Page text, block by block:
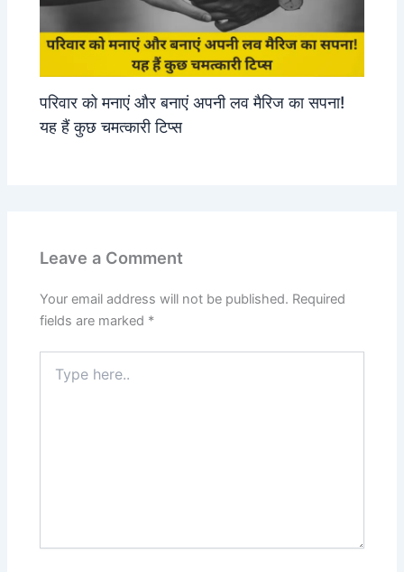
परिवार को मनाएं और बनाएं अपनी लव मैरिज का सपना!
यह हैं कुछ चमत्कारी टिप्स
Leave a Comment
Your email address will not be published. Required
fields are marked *
here..